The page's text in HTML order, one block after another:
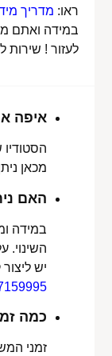
ראו: מדריך
במידה ואתם
לעזור ! שירות
איפה
מכאן
האם
במידה
השינוי.
יש
כמה
זמני